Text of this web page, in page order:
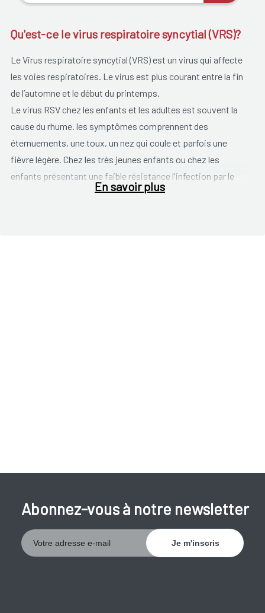
Qu'est-ce le virus respiratoire syncytial (VRS)?
Le Virus respiratoire syncytial (VRS) est un virus qui affecte
les voies respiratoires. Le virus est plus courant entre la fin
de l’automne et le début du printemps.
Le virus RSV chez les enfants et les adultes est souvent la
cause du rhume. les symptômes comprennent des
éternuements, une toux, un nez qui coule et parfois une
fièvre légère. Chez les très jeunes enfants ou chez les
enfants présentant une faible résistance l'infection par le
virus est plus grave. Les groupes à risque pour un cours plus
une respiration sifflante;
diminution de l'appétit.
En savoir plus
Abonnez-vous à notre newsletter